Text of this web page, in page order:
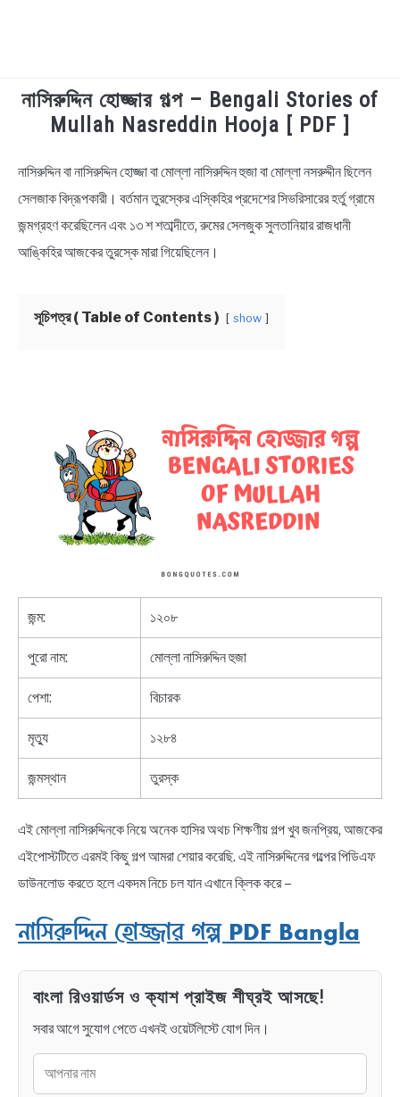
TECHNOLOGY
BIOGRAPHY
EDUCATIONAL
BENGALI LYRICS
BENGALI NAMES
নাসিরুদ্দিন হোজ্জার গল্প – Bengali Stories of
Mullah Nasreddin Hooja [ PDF ]
in
Bengali
নাসিরুদ্দিন বা নাসিরুদ্দিন হোজ্জা বা মোল্লা নাসিরুদ্দিন হুজা বা মোল্লা নসরুদ্দীন ছিলেন
সেলজাক বিদ্রূপকারী। বর্তমান তুরস্কের এস্কিহির প্রদেশের সিভরিসারের হর্তু গ্রামে
জন্মগ্রহণ করেছিলেন এবং ১৩ শ শতাব্দীতে, রুমের সেলজুক সুলতানিয়ার রাজধানী
আঙ্কিহির আজকের তুরস্কে মারা গিয়েছিলেন।
সূচিপত্র ( Table of Contents ) show
জন্ম: ১২০৮
পুরো নাম: মোল্লা নাসিরুদ্দিন হুজা
পেশা: বিচারক
মৃত্যু ১২৮৪
জন্মস্থান তুরস্ক
এই মোল্লা নাসিরুদ্দিনকে নিয়ে অনেক হাসির অথচ শিক্ষণীয় গল্প খুব জনপ্রিয়, আজকের
এইপোস্টটিতে এরমই কিছু গল্প আমরা শেয়ার করেছি. এই নাসিরুদ্দিনের গল্পের পিডিএফ
ডাউনলোড করতে হলে একদম নিচে চল যান এখানে ক্লিক করে –
নাসিরুদ্দিন হোজ্জার গল্প PDF Bangla
বাংলা রিওয়ার্ডস ও ক্যাশ প্রাইজ শীঘ্রই আসছে!
সবার আগে সুযোগ পেতে এখনই ওয়েটলিস্টে যোগ দিন।